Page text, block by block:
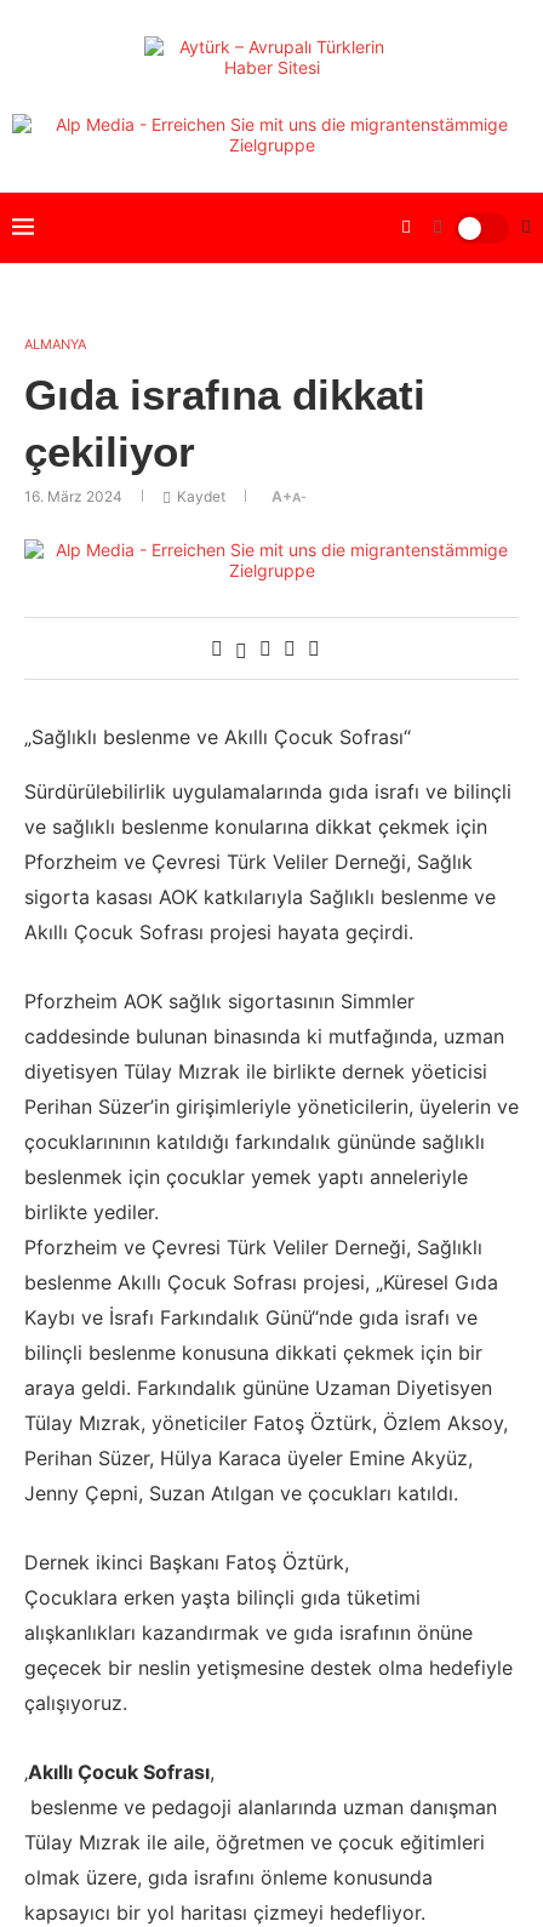
ALMANYA
Gıda israfına dikkati
çekiliyor
16. März 2024 Kaydet A+A-
„Sağlıklı beslenme ve Akıllı Çocuk Sofrası“
Sürdürülebilirlik uygulamalarında gıda israfı ve bilinçli
ve sağlıklı beslenme konularına dikkat çekmek için
Pforzheim ve Çevresi Türk Veliler Derneği, Sağlık
sigorta kasası AOK katkılarıyla Sağlıklı beslenme ve
Akıllı Çocuk Sofrası projesi hayata geçirdi.
Pforzheim AOK sağlık sigortasının Simmler
caddesinde bulunan binasında ki mutfağında, uzman
diyetisyen Tülay Mızrak ile birlikte dernek yöeticisi
Perihan Süzer’in girişimleriyle yöneticilerin, üyelerin ve
çocuklarınının katıldığı farkındalık gününde sağlıklı
beslenmek için çocuklar yemek yaptı anneleriyle
birlikte yediler.
Pforzheim ve Çevresi Türk Veliler Derneği, Sağlıklı
beslenme Akıllı Çocuk Sofrası projesi, „Küresel Gıda
Kaybı ve İsrafı Farkındalık Günü“nde gıda israfı ve
bilinçli beslenme konusuna dikkati çekmek için bir
araya geldi. Farkındalık gününe Uzaman Diyetisyen
Tülay Mızrak, yöneticiler Fatoş Öztürk, Özlem Aksoy,
Perihan Süzer, Hülya Karaca üyeler Emine Akyüz,
Jenny Çepni, Suzan Atılgan ve çocukları katıldı.
Dernek ikinci Başkanı Fatoş Öztürk,
Çocuklara erken yaşta bilinçli gıda tüketimi
alışkanlıkları kazandırmak ve gıda israfının önüne
geçecek bir neslin yetişmesine destek olma hedefiyle
çalışıyoruz.
‚Akıllı Çocuk Sofrası,
beslenme ve pedagoji alanlarında uzman danışman
Tülay Mızrak ile aile, öğretmen ve çocuk eğitimleri
olmak üzere, gıda israfını önleme konusunda
kapsayıcı bir yol haritası çizmeyi hedefliyor.